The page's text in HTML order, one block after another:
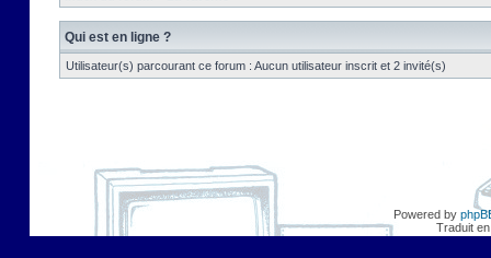
Qui est en ligne ?
Utilisateur(s) parcourant ce forum : Aucun utilisateur inscrit et 2 invité(s)
Powered by
Traduit